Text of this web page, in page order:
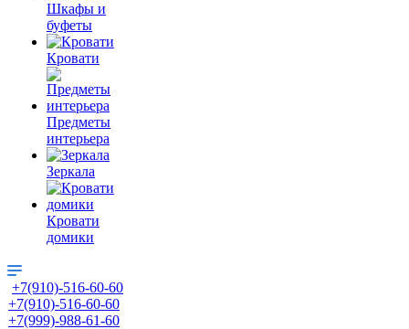
Шкафы и
буфеты
Кровати
Предметы
интерьера
Зеркала
Кровати
домики
+7(910)-516-60-60
+7(910)-516-60-60
+7(999)-988-61-60